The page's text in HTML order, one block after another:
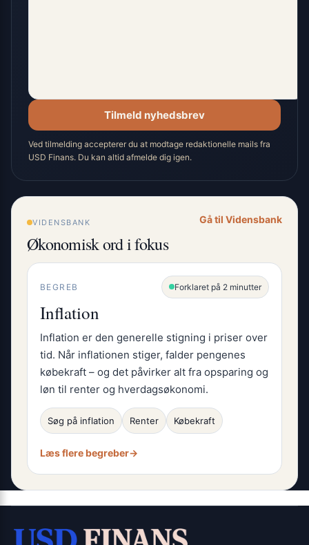
Tilmeld nyhedsbrev
Ved tilmelding accepterer du at modtage redaktionelle mails fra
USD Finans. Du kan altid afmelde dig igen.
VIDENSBANK
Økonomisk ord i fokus
Gå til Vidensbank
BEGREB Forklaret på 2 minutter
Inflation
Inflation er den generelle stigning i priser over
tid. Når inflationen stiger, falder pengenes
købekraft – og det påvirker alt fra opsparing og
løn til renter og hverdagsøkonomi.
Søg på inflation Renter Købekraft
Læs flere begreber→